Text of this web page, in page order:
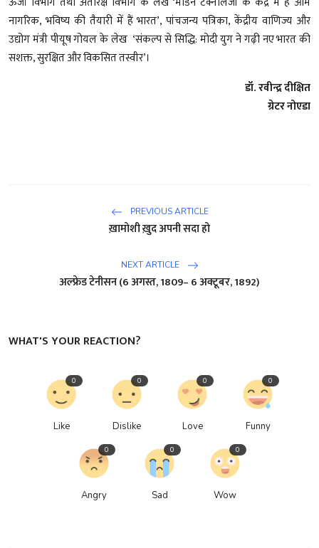
नागरिक, भविष्य की तैयारी में हैं भारत’, पांचजन्य पत्रिका, केंद्रीय वाणिज्य और
उद्योग मंत्री पीयूष गोयल के लेख ‘संकल्प से सिद्धि: मोदी युग ने गढ़ी नए भारत की
सशक्त, सुरक्षित और विकसित तस्वीर’।
डॉ. रवीन्द्र दीक्षित
ग्रेटर नोएडा
PREVIOUS ARTICLE
ख़ामोशी ख़ुद अपनी सदा हो
NEXT ARTICLE
अल्फ्रेड टेनीसन (6 अगस्त, 1809– 6 अक्टूबर, 1892)
WHAT'S YOUR REACTION?
Like
0
Dislike
0
Love
0
Funny
0
Angry
0
Sad
0
Wow
0